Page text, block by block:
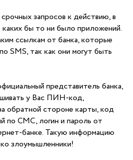
запросов к действию, в
каких бы то ни было приложений.
ссылкам от банка, которые
SMS, так как они могут быть
представитель банка,
у Вас ПИН-код,
обратной стороне карты, код
по СМС, логин и пароль от
банке. Такую информацию
злоумышленники!